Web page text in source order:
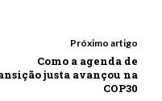
Próximo artigo
Como a agenda de
justa avançou na
COP30